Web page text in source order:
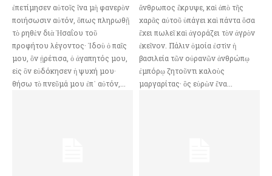
ἐπετίμησεν αὐτοῖς ἵνα μὴ φανερὸν
ποιήσωσιν αὐτόν, ὅπως πληρωθῇ
τὸ ρηθὲν διὰ Ἡσαΐου τοῦ
προφήτου λέγοντος· Ἰδοὺ ὁ παῖς
μου, ὃν ᾑρέτισα, ὁ ἀγαπητός μου,
εἰς ὃν εὐδόκησεν ἡ ψυχή μου·
θήσω τὸ πνεῦμά μου ἐπ᾿ αὐτόν,...
ἄνθρωπος ἔκρυψε, καὶ ἀπὸ τῆς
χαρᾶς αὐτοῦ ὑπάγει καὶ πάντα ὅσα
ἔχει πωλεῖ καὶ ἀγοράζει τὸν ἀγρὸν
ἐκεῖνον. Πάλιν ὁμοία ἐστὶν ἡ
βασιλεία τῶν οὐρανῶν ἀνθρώπῳ
ἐμπόρῳ ζητοῦντι καλοὺς
μαργαρίτας· ὃς εὑρὼν ἕνα...